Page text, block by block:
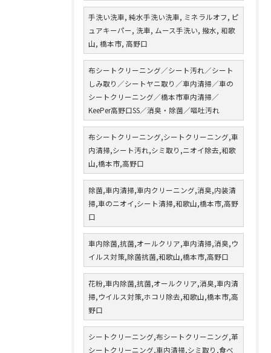
手洗い洗車, 純水手洗い洗車, ミネラルオフ, ピ
ュアキーパー, 洗車, ムース手洗い, 撥水, 和歌
山, 橋本市, 高野口
布シートクリーニング／シート汚れ／シート
しみ取り／シートヤニ取り／車内清掃／車の
シートクリーニング／橋本市車内清掃／
KeePer高野口SS／消臭・除菌／嘔吐汚れ
布シートクリーニング,シートクリーニング,車
内清掃,シート汚れ,シミ取り,ニオイ除去,和歌
山,橋本市,高野口
除菌,車内清掃,車内クリーニング,消臭,内装清
掃,車のニオイ,シート清掃,和歌山,橋本市,高野
口
車内除菌,抗菌,オールクリア,車内清掃,消臭,ウ
イルス対策,除菌抗菌,和歌山,橋本市,高野口
花粉,車内除菌,抗菌,オールクリア,消臭,車内清
掃,ウイルス対策,ホコリ除去,和歌山,橋本市,高
野口
シートクリーニング,布シートクリーニング,革
シートクリーニング,車内清掃,シミ取り,食べ